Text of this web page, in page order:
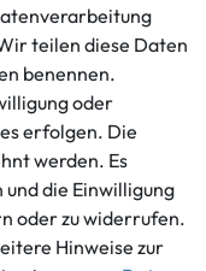
widerrufen
teilen diese Daten
benennen.
oder
erfolgen. Die
werden. Es
die Einwilligung
oder zu widerrufen.
Hinweise zur